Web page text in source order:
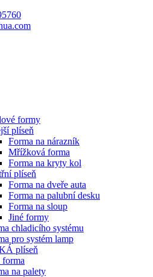
formy
plíseň
Forma na nárazník
Mřížková forma
Forma na kryty kol
plíseň
Forma na dveře auta
Forma na palubní desku
Forma na sloup
Jiné formy
chladicího systému
pro systém lamp
plíseň
na palety